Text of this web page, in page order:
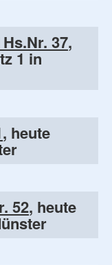
37,
1 in
, heute
52, heute